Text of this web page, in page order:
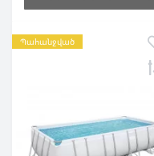
Պահանջված